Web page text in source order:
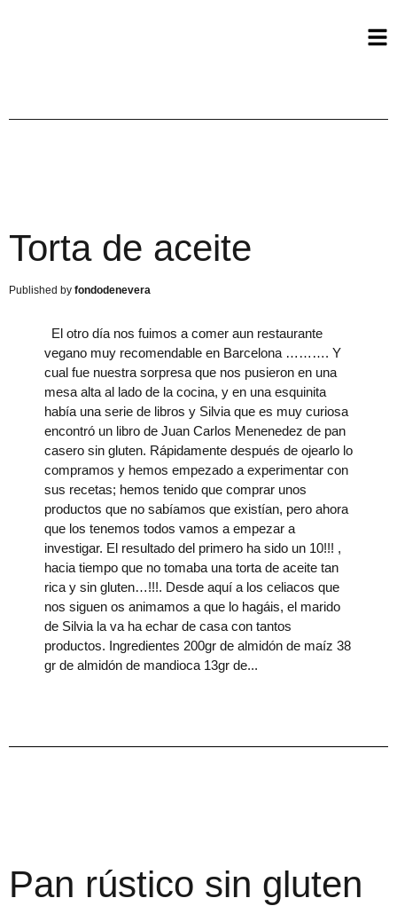
Torta de aceite
fondodenevera
El otro día nos fuimos a comer aun restaurante
vegano muy recomendable en Barcelona ………. Y
cual fue nuestra sorpresa que nos pusieron en una
mesa alta al lado de la cocina, y en una esquinita
había una serie de libros y Silvia que es muy curiosa
encontró un libro de Juan Carlos Menenedez de pan
casero sin gluten. Rápidamente después de ojearlo lo
compramos y hemos empezado a experimentar con
sus recetas; hemos tenido que comprar unos
productos que no sabíamos que existían, pero ahora
que los tenemos todos vamos a empezar a
investigar. El resultado del primero ha sido un 10!!! ,
hacia tiempo que no tomaba una torta de aceite tan
rica y sin gluten…!!!. Desde aquí a los celiacos que
nos siguen os animamos a que lo hagáis, el marido
de Silvia la va ha echar de casa con tantos
productos. Ingredientes 200gr de almidón de maíz 38
gr de almidón de mandioca 13gr de
Pan rústico sin gluten